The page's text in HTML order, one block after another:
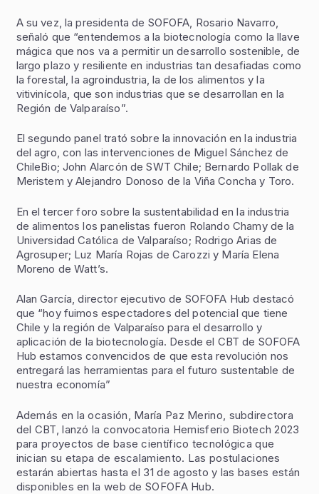
A su vez, la presidenta de SOFOFA, Rosario Navarro,
señaló que “entendemos a la biotecnología como la llave
mágica que nos va a permitir un desarrollo sostenible, de
largo plazo y resiliente en industrias tan desafiadas como
la forestal, la agroindustria, la de los alimentos y la
vitivinícola, que son industrias que se desarrollan en la
Región de Valparaíso”.
El segundo panel trató sobre la innovación en la industria
del agro, con las intervenciones de Miguel Sánchez de
ChileBio; John Alarcón de SWT Chile; Bernardo Pollak de
Meristem y Alejandro Donoso de la Viña Concha y Toro.
En el tercer foro sobre la sustentabilidad en la industria
de alimentos los panelistas fueron Rolando Chamy de la
Universidad Católica de Valparaíso; Rodrigo Arias de
Agrosuper; Luz María Rojas de Carozzi y María Elena
Moreno de Watt’s.
Alan García, director ejecutivo de SOFOFA Hub destacó
que “hoy fuimos espectadores del potencial que tiene
Chile y la región de Valparaíso para el desarrollo y
aplicación de la biotecnología. Desde el CBT de SOFOFA
Hub estamos convencidos de que esta revolución nos
entregará las herramientas para el futuro sustentable de
nuestra economía”
Además en la ocasión, María Paz Merino, subdirectora
del CBT, lanzó la convocatoria Hemisferio Biotech 2023
para proyectos de base científico tecnológica que
inician su etapa de escalamiento. Las postulaciones
estarán abiertas hasta el 31 de agosto y las bases están
disponibles en la web de SOFOFA Hub.